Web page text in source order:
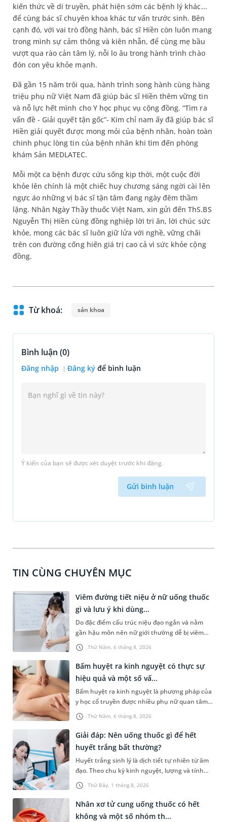
kiến thức về di truyền, phát hiện sớm các bệnh lý khác...
để cùng bác sĩ chuyên khoa khác tư vấn trước sinh. Bên
cạnh đó, với vai trò đồng hành, bác sĩ Hiền còn luôn mang
trong mình sự cảm thông và kiên nhẫn, để cùng mẹ bầu
vượt qua rào cản tâm lý, nỗi lo âu trong hành trình chào
đón con yêu khỏe mạnh.
Đã gần 15 năm trôi qua, hành trình song hành cùng hàng
triệu phụ nữ Việt Nam đã giúp bác sĩ Hiền thêm vững tin
và nỗ lực hết mình cho Y học phục vụ cộng đồng. “Tìm ra
vấn đề - Giải quyết tận gốc”- Kim chỉ nam ấy đã giúp bác sĩ
Hiền giải quyết được mong mỏi của bệnh nhân, hoàn toàn
chinh phục lòng tin của bệnh nhân khi tìm đến phòng
khám Sản MEDLATEC.
Mỗi một ca bệnh được cứu sống kịp thời, một cuộc đời
khỏe lên chính là một chiếc huy chương sáng ngời cài lên
ngực áo những vị bác sĩ tận tâm đang ngày đêm thầm
lặng. Nhân Ngày Thầy thuốc Việt Nam, xin gửi đến ThS.BS
Nguyễn Thị Hiền cùng đồng nghiệp lời tri ân, lời chúc sức
khỏe, mong các bác sĩ luôn giữ lửa với nghề, vững chãi
trên con đường cống hiến giá trị cao cả vì sức khỏe cộng
đồng.
Từ khoá: sản khoa
Bình luận (0)
Đăng nhập Đăng ký để bình luận
Ý kiến của bạn sẽ được xét duyệt trước khi đăng.
Gửi bình luận
TIN CÙNG CHUYÊN MỤC
Thứ Năm, 6 tháng 8, 2026
Viêm đường tiết niệu ở nữ uống thuốc
gì và lưu ý khi dùng...
Do đặc điểm cấu trúc niệu đạo ngắn và nằm
gần hậu môn nên nữ giới thường dễ bị viêm
đường tiết niệu hơn nam giới. Tùy theo nguyên
nhân, mức độ nhiễm trùng và tình trạng sức
khỏe của người bệnh, bác sĩ sẽ chỉ định các loại
thuốc phù hợp để kiểm soát bệnh hiệu quả.
Vậy viêm đường tiết niệu ở nữ uống thuốc gì và
cần lưu ý những gì trong quá trình điều trị? Hãy
cùng tìm hiểu trong bài viết dưới đây.
Thứ Năm, 6 tháng 8, 2026
Bấm huyệt ra kinh nguyệt có thực sự
hiệu quả và một số vấ...
Bấm huyệt ra kinh nguyệt là phương pháp của
y học cổ truyền được nhiều phụ nữ quan tâm
khi gặp tình trạng chậm kinh hoặc kinh nguyệt
không đều. Vậy phương pháp này có mang lại
hiệu quả như mong đợi không, thực hiện ra
sao và cần lưu ý những gì để đảm bảo an toàn?
Thứ Bảy, 1 tháng 8, 2026
Giải đáp: Nên uống thuốc gì để hết
huyết trắng bất thường?
Huyết trắng sinh lý là dịch tiết tự nhiên từ âm
đạo. Theo chu kỳ kinh nguyệt, lượng và tính
chất của dạng dịch tiết âm đạo này có thể thay
đổi. Khi mắc bệnh phụ khoa, âm đạo có thể tiết
nhiều huyết trắng bất thường kèm theo các
triệu chứng khó chịu. Tình trạng này có thể
Nhân xơ tử cung uống thuốc có hết
không và một số nhóm th...